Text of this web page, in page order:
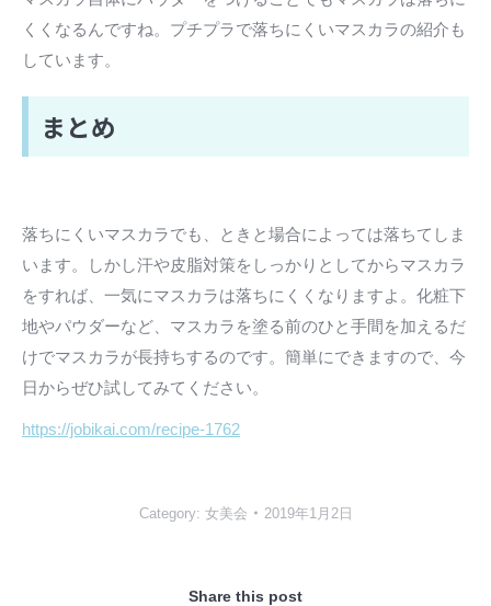
くくなるんですね。プチプラで落ちにくいマスカラの紹介も
しています。
まとめ
落ちにくいマスカラでも、ときと場合によっては落ちてしま
います。しかし汗や皮脂対策をしっかりとしてからマスカラ
をすれば、一気にマスカラは落ちにくくなりますよ。化粧下
地やパウダーなど、マスカラを塗る前のひと手間を加えるだ
けでマスカラが長持ちするのです。簡単にできますので、今
日からぜひ試してみてください。
https://jobikai.com/recipe-1762
Category: 女美会 2019年1月2日
Share this post